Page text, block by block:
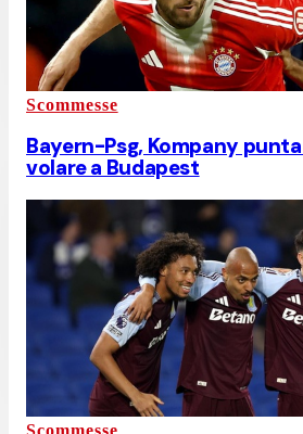
Scommesse
Bayern-Psg, Kompany
volare a Budapest
Scommesse